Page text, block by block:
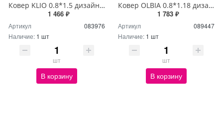
Ковер KLIO 0.8*1.5 дизайн 00581A L.GREY/M.GREY
1 466 ₽
Артикул
083976
Наличие: 1 шт
шт
В корзину
Ковер OLBIA 0.8*1.18 дизайн B0592B ANTHRACITE/GREY
1 783 ₽
Артикул
089447
Наличие: 1 шт
шт
В корзину